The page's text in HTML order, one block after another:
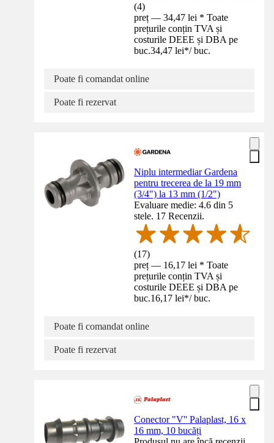
(4)
preț — 34,47 lei * Toate
prețurile conțin TVA și
costurile DEEE și DBA pe
buc.34,47 lei*/ buc.
Poate fi comandat online
Poate fi rezervat
Niplu intermediar Gardena
pentru trecerea de la 19 mm
(3/4") la 13 mm (1/2")
Evaluare medie: 4.6 din 5
stele. 17 Recenzii.
(17)
preț — 16,17 lei * Toate
prețurile conțin TVA și
costurile DEEE și DBA pe
buc.16,17 lei*/ buc.
Poate fi comandat online
Poate fi rezervat
Conector "V'' Palaplast, 16 x
16 mm, 10 bucăți